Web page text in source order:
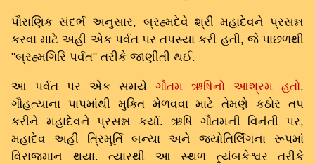
પૌરાણિક સંદર્ભ અનુસાર, બ્રહ્મદેવે શ્રી મહાદેવને પ્રસન્ન
કરવા માટે અહીં એક પર્વત પર તપસ્યા કરી હતી, જે પાછળથી
"બ્રહ્મગિરિ પર્વત" તરીકે જાણીતી થઈ.
આ પર્વત પર એક સમયે ગૌતમ ઋષિનો આશ્રમ હતો.
ગૌહત્યાના પાપમાંથી મુક્તિ મેળવવા માટે તેમણે કઠોર તપ
કરીને મહાદેવને પ્રસન્ન કર્યા. ઋષિ ગૌતમની વિનંતી પર,
મહાદેવ અહીં ત્રિમૂર્તિ બન્યા અને જ્યોતિર્લિંગના રૂપમાં
વિરાજમાન થયા. ત્યારથી આ સ્થળ ત્ર્યંબકેશ્વર તરીકે